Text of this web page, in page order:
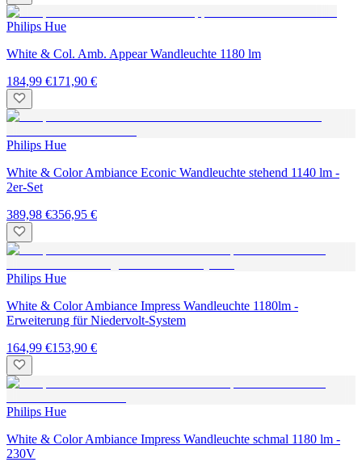
Philips Hue
White & Col. Amb. Appear Wandleuchte 1180 lm
184,99 €171,90 €
Philips Hue
White & Color Ambiance Econic Wandleuchte stehend 1140 lm -
2er-Set
389,98 €356,95 €
Philips Hue
White & Color Ambiance Impress Wandleuchte 1180lm -
Erweiterung für Niedervolt-System
164,99 €153,90 €
Philips Hue
White & Color Ambiance Impress Wandleuchte schmal 1180 lm -
230V